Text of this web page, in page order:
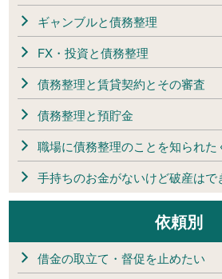
ギャンブルと債務整理
FX・投資と債務整理
債務整理と賃貸契約とその審査
債務整理と預貯金
職場に債務整理のことを知られた
手持ちのお金がないけど破産はで
依頼別
借金の取立て・督促を止めたい